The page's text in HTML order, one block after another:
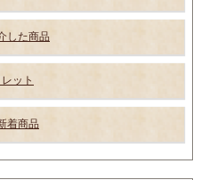
した商品
ット
着商品